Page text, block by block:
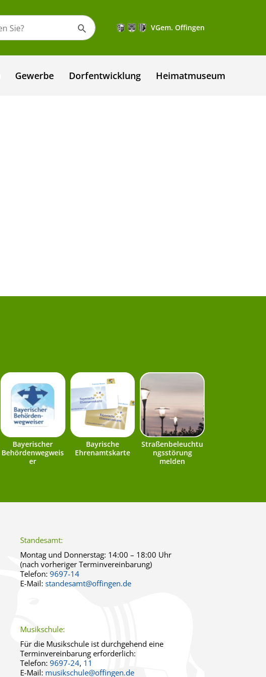
VGem. Offingen
Gewerbe Dorfentwicklung Heimatmuseum
Bayerischer
Behördenwegweis
er
Bayrische
Ehrenamtskarte
Straßenbeleuchtu
ngsstörung
melden
Standesamt:
Montag und Donnerstag: 14:00 – 18:00 Uhr
(nach vorheriger Terminvereinbarung)
Telefon:9697-14
E-Mail:standesamt@offingen.de
Musikschule:
Für die Musikschule ist durchgehend eine
Terminvereinbarung erforderlich:
Telefon:9697-24, 11
E-Mail: musikschule@offingen.de